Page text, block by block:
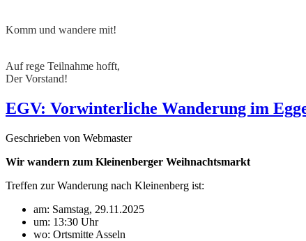
Komm und wandere mit!
Auf rege Teilnahme hofft,
Der Vorstand!
EGV: Vorwinterliche Wanderung im
Geschrieben von Webmaster
Wir wandern zum Kleinenberger Weihnachtsmarkt
Treffen zur Wanderung nach Kleinenberg ist:
am: Samstag, 29.11.2025
um: 13:30 Uhr
wo: Ortsmitte Asseln